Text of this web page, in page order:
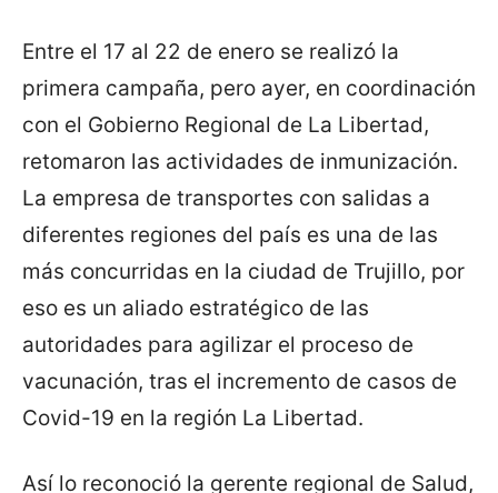
Entre el 17 al 22 de enero se realizó la
primera campaña, pero ayer, en coordinación
con el Gobierno Regional de La Libertad,
retomaron las actividades de inmunización.
La empresa de transportes con salidas a
diferentes regiones del país es una de las
más concurridas en la ciudad de Trujillo, por
eso es un aliado estratégico de las
autoridades para agilizar el proceso de
vacunación, tras el incremento de casos de
Covid-19 en la región La Libertad.
Así lo reconoció la gerente regional de Salud,